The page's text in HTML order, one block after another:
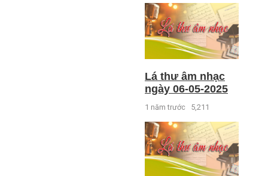
Lá thư âm nhạc
ngày 06-05-2025
1 năm trước 5,211